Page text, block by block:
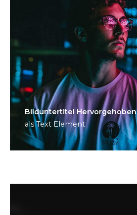
Bild­unter­titel Hervorgehoben
als Text Element